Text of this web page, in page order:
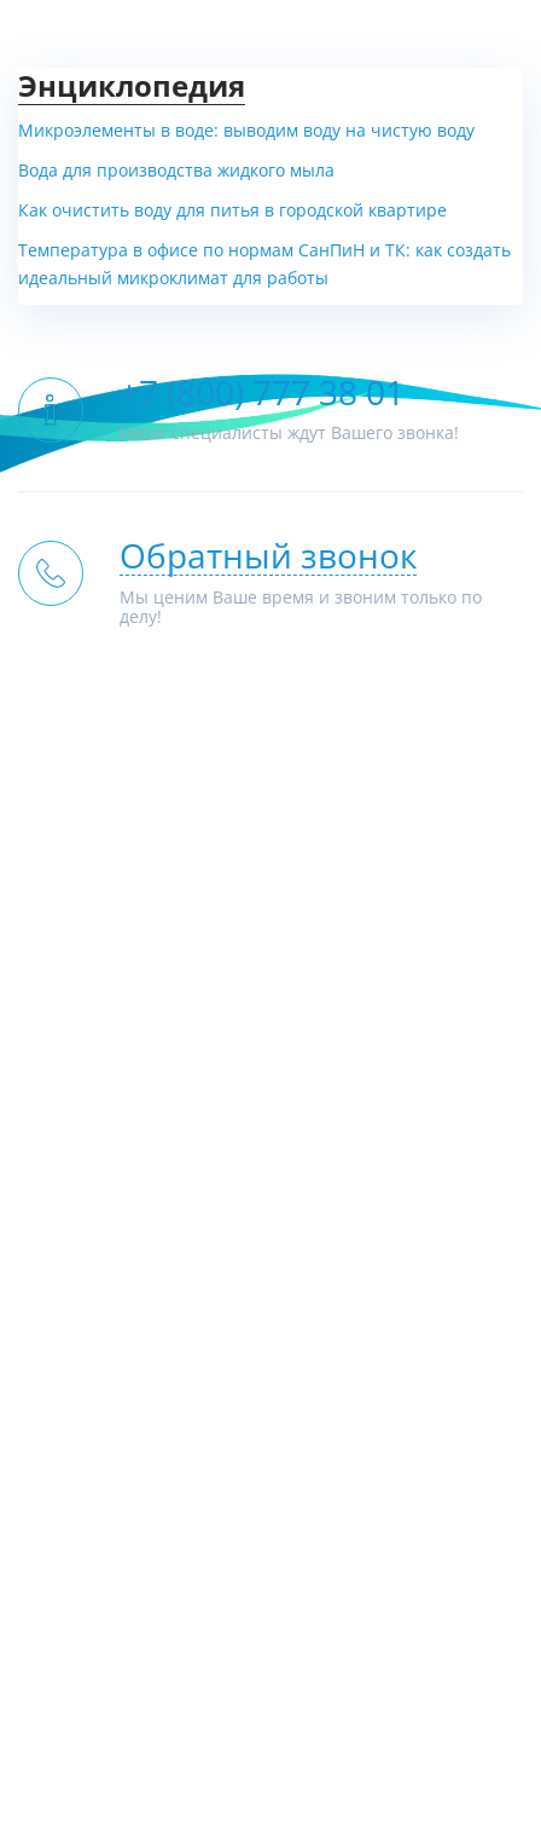
Энциклопедия
Микроэлементы в воде: выводим воду на чистую воду
Вода для производства жидкого мыла
Как очистить воду для питья в городской квартире
Температура в офисе по нормам СанПиН и ТК: как создать
идеальный микроклимат для работы
+7 (800) 777 38 01
Наши специалисты ждут Вашего звонка!
Обратный звонок
Мы ценим Ваше время и звоним только по
делу!